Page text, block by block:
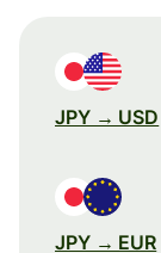
JPY → USD
JPY → EUR